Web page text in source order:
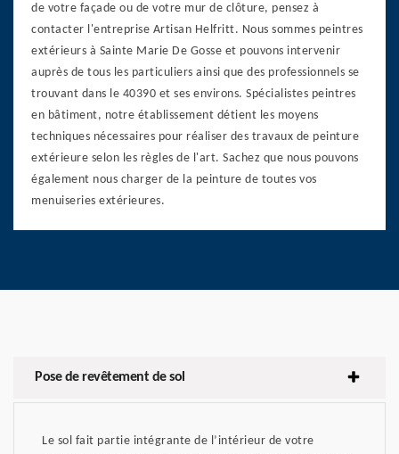
de votre façade ou de votre mur de clôture, pensez à
contacter l'entreprise Artisan Helfritt. Nous sommes peintres
extérieurs à Sainte Marie De Gosse et pouvons intervenir
auprès de tous les particuliers ainsi que des professionnels se
trouvant dans le 40390 et ses environs. Spécialistes peintres
en bâtiment, notre établissement détient les moyens
techniques nécessaires pour réaliser des travaux de peinture
extérieure selon les règles de l'art. Sachez que nous pouvons
également nous charger de la peinture de toutes vos
menuiseries extérieures.
Pose de revêtement de sol
Le sol fait partie intégrante de l’intérieur de votre